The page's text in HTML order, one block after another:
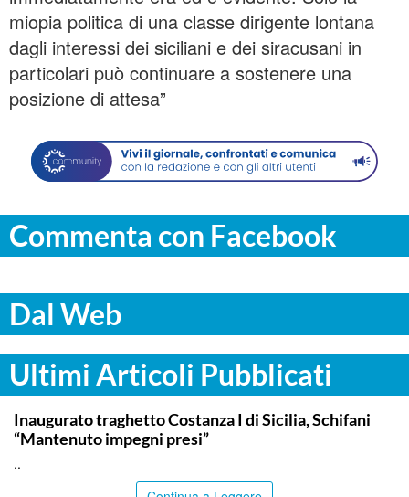
miopia politica di una classe dirigente lontana
dagli interessi dei siciliani e dei siracusani in
particolari può continuare a sostenere una
posizione di attesa”
Commenta con Facebook
Dal Web
Ultimi Articoli Pubblicati
ITALPRESS
Inaugurato traghetto Costanza I di Sicilia, Schifani
“Mantenuto impegni presi”
..